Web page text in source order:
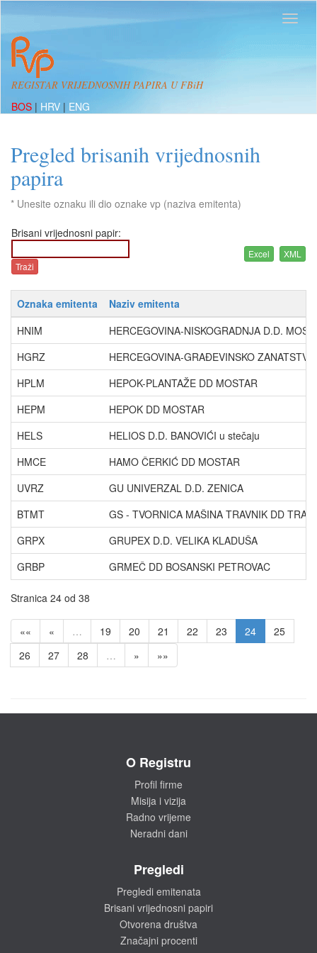
REGISTAR VRIJEDNOSNIH PAPIRA U FBiH
BOS | HRV | ENG
Pregled brisanih vrijednosnih
papira
* Unesite oznaku ili dio oznake vp (naziva emitenta)
Brisani vrijednosni papir:
Oznaka emitenta
Naziv emitenta
HNIM
HERCEGOVINA-NISKOGRADNJA D.D.
HGRZ
HERCEGOVINA-GRAĐEVINSKO
HPLM
HEPOK-PLANTAŽE DD MOSTAR
HEPM
HEPOK DD MOSTAR
HELS
HELIOS D.D. BANOVIĆI u stečaju
HMCE
HAMO ČERKIĆ DD MOSTAR
UVRZ
GU UNIVERZAL D.D. ZENICA
BTMT
GS - TVORNICA MAŠINA TRAVNIK DD
GRPX
GRUPEX D.D. VELIKA KLADUŠA
GRBP
GRMEČ DD BOSANSKI PETROVAC
Stranica 24 od 38
«« « … 19 20 21 22 23 24
25
26
27 28 … » »»
O Registru
Profil firme
Misija i vizija
Radno vrijeme
Neradni dani
Pregledi
Pregledi emitenata
Brisani vrijednosni papiri
Otvorena društva
Značajni procenti